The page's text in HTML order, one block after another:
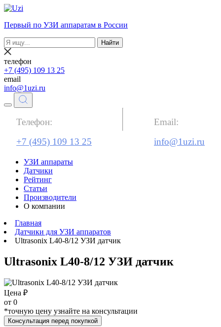
Первый по УЗИ аппаратам в России
Найти
телефон
+7 (495) 109 13 25
email
info@1uzi.ru
Телефон:
+7 (495) 109 13 25
Email:
info@1uzi.ru
УЗИ аппараты
Датчики
Рейтинг
Статьи
Производители
О компании
Главная
Датчики для УЗИ аппаратов
Ultrasonix L40-8/12 УЗИ датчик
Ultrasonix L40-8/12 УЗИ датчик
Цена ₽
от 0
*точную цену узнайте на консультации
Консультация перед покупкой